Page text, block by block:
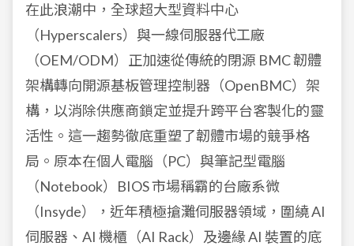
在此浪潮中，全球超大型資料中心
（Hyperscalers）與一線伺服器代工廠
（OEM/ODM）正加速從傳統的閉源 BMC 韌體
架構轉向開源基板管理控制器（OpenBMC）架
構，以消除供應商鎖定並提升跨平台客製化的靈
活性。這一趨勢徹底重塑了韌體市場的競爭格
局。原本在個人電腦（PC）與筆記型電腦
（Notebook）BIOS 市場稱霸的台廠系微
（Insyde），近年積極搶灘伺服器領域，圍繞 AI
伺服器、AI 機櫃（AI Rack）及邊緣 AI 裝置的底